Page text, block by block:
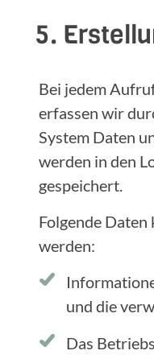
5.
Bei jedem
erfassen wir
System Daten
werden in den
gespeichert.
Folgende
werden:
und die
Das